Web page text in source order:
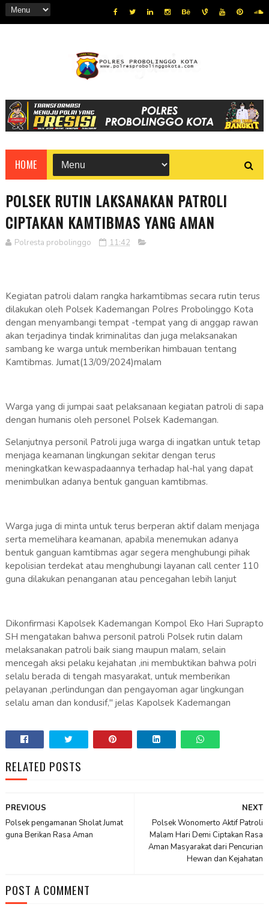
HOME
POLSEK RUTIN LAKSANAKAN PATROLI
CIPTAKAN KAMTIBMAS YANG AMAN
Polresta probolinggo 11:42
Kegiatan patroli dalam rangka harkamtibmas secara rutin terus
dilakukan oleh Polsek Kademangan Polres Probolinggo Kota
dengan menyambangi tempat -tempat yang di anggap rawan
akan terjadinya tindak kriminalitas dan juga melaksanakan
sambang ke warga untuk memberikan himbauan tentang
Kamtibmas. Jumat(13/09/2024)malam
Warga yang di jumpai saat pelaksanaan kegiatan patroli di sapa
dengan humanis oleh personel Polsek Kademangan.
Selanjutnya personil Patroli juga warga di ingatkan untuk tetap
menjaga keamanan lingkungan sekitar dengan terus
meningkatkan kewaspadaannya terhadap hal-hal yang dapat
menimbulkan adanya bentuk ganguan kamtibmas.
Warga juga di minta untuk terus berperan aktif dalam menjaga
serta memelihara keamanan, apabila menemukan adanya
bentuk ganguan kamtibmas agar segera menghubungi pihak
kepolisian terdekat atau menghubungi layanan call center 110
guna dilakukan penanganan atau pencegahan lebih lanjut
Dikonfirmasi Kapolsek Kademangan Kompol Eko Hari Suprapto
SH mengatakan bahwa personil patroli Polsek rutin dalam
melaksanakan patroli baik siang maupun malam, selain
mencegah aksi pelaku kejahatan ,ini membuktikan bahwa polri
selalu berada di tengah masyarakat, untuk memberikan
pelayanan ,perlindungan dan pengayoman agar lingkungan
selalu aman dan kondusif," jelas Kapolsek Kademangan
RELATED POSTS
NEXT
Polsek Wonomerto Aktif Patroli
Malam Hari Demi Ciptakan Rasa
Aman Masyarakat dari Pencurian
Hewan dan Kejahatan
PREVIOUS
Polsek pengamanan Sholat Jumat
guna Berikan Rasa Aman
POST A COMMENT